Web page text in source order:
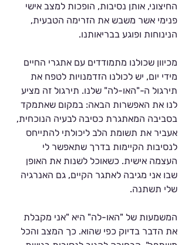
החיצוני, אותן נסיבות, הופכות למצב אישי
פנימי אשר משבש את הזרימה הטבעית,
הנינוחות ופוגע בבריאותנו.
מכיוון שכולנו מתמודדים עם אתגרי החיים
מידי יום, יש לכולנו הזדמנויות לטפח את
תירגול ה-"האו-לה" שלנו. תירגול זה מציע
לנו את האפשרות הבאה: במקום שאתמקד
בסביבה המאתגרת כסיבה לבעיה הנוכחית,
אעביר את תשומת הלב ליכולתי להתייחס
לנסיבות הקיימות בדרך שתאפשר לי
העצמה אישית. כשאוכל לשנות את האופן
שבו אני מגיבה לאתגר הקיים, גם האנרגיה
שלי תשתנה.
המשמעות של "האו-לה" היא "אני מקבלת
את הדבר בדיוק כפי שהוא. כך המצב והכל